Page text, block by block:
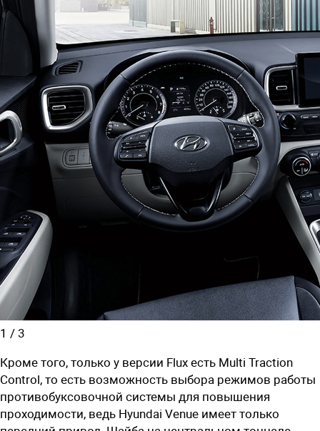
1 / 3
Кроме того, только у версии Flux есть Multi Traction
Control, то есть возможность выбора режимов работы
противобуксовочной системы для повышения
проходимости, ведь Hyundai Venue имеет только